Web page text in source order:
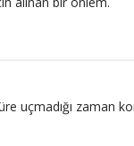
uçmadığı zaman